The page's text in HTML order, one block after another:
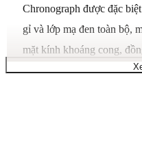
Chronograph được đặc
gỉ và lớp mạ đen toàn bộ,
mặt kính khoáng cong,
nắp gập, đồng hồ có khả